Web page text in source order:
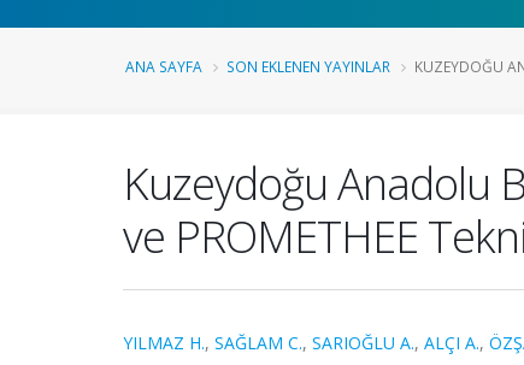
ANA SAYFA SON EKLENEN YAYINLAR KUZEYDOĞU
Kuzeydoğu Anadolu
ve PROMETHEE
YILMAZ H., SAĞLAM C., SARIOĞLU A., ALÇI A.,